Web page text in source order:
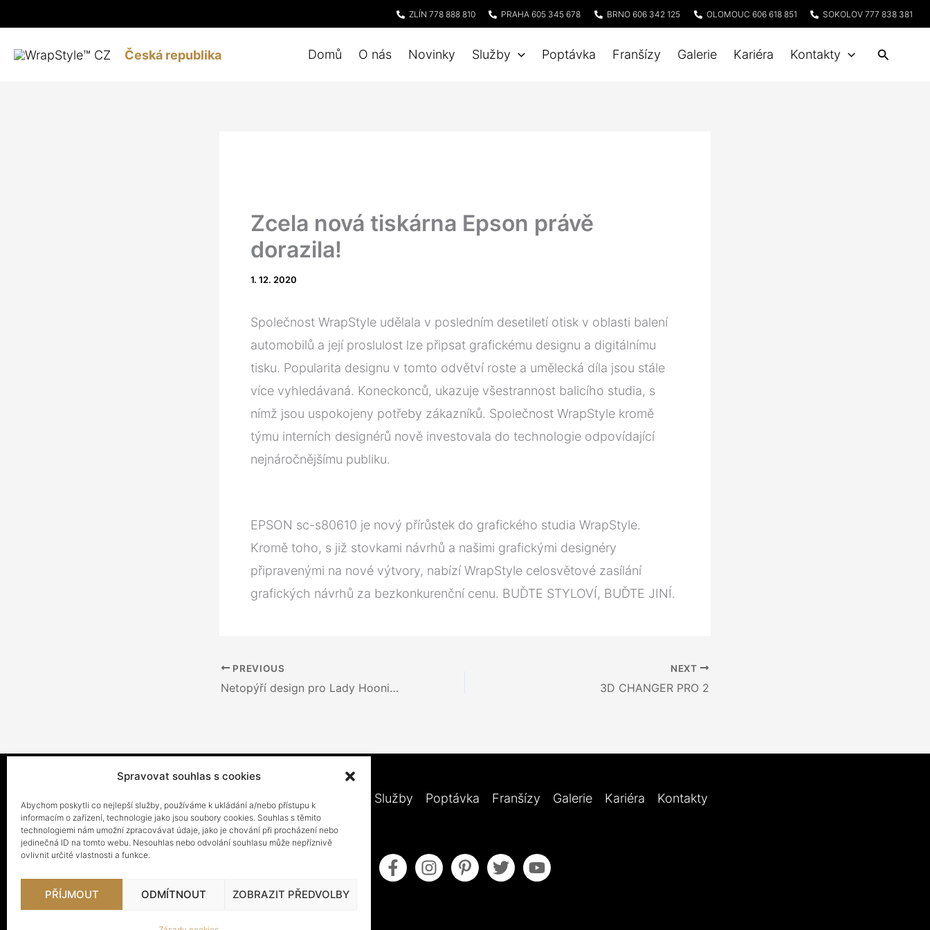
Spravovat souhlas s cookies
Abychom poskytli co nejlepší služby, používáme k ukládání a/nebo přístupu k
informacím o zařízení, technologie jako jsou soubory cookies. Souhlas s těmito
technologiemi nám umožní zpracovávat údaje, jako je chování při procházení nebo
jedinečná ID na tomto webu. Nesouhlas nebo odvolání souhlasu může nepříznivě
ovlivnit určité vlastnosti a funkce.
PŘÍJMOUT ODMÍTNOUT ZOBRAZIT PŘEDVOLBY
obsah
ZLÍN 778 888 810 PRAHA 605 345 678 BRNO 606 342 125 OLOMOUC 606 618 851 SOKOLOV 777 838 381
Česká republika Domů O nás Novinky Služby Poptávka Franšízy Galerie Kariéra Kontakty Hledat
Zcela nová tiskárna Epson právě
dorazila!
1. 12. 2020
Společnost WrapStyle udělala v posledním desetiletí otisk v oblasti balení
automobilů a její proslulost lze připsat grafickému designu a digitálnímu
tisku. Popularita designu v tomto odvětví roste a umělecká díla jsou stále
více vyhledávaná. Koneckonců, ukazuje všestrannost balicího studia, s
nímž jsou uspokojeny potřeby zákazníků. Společnost WrapStyle kromě
týmu interních designérů nově investovala do technologie odpovídající
nejnáročnějšímu publiku.
EPSON sc-s80610 je nový přírůstek do grafického studia WrapStyle.
Kromě toho, s již stovkami návrhů a našimi grafickými designéry
připravenými na nové výtvory, nabízí WrapStyle celosvětové zasílání
grafických návrhů za bezkonkurenční cenu. BUĎTE STYLOVÍ, BUĎTE JINÍ.
PREVIOUS
Netopýří design pro Lady Hoonigan!
NEXT
3D CHANGER PRO 2
Domů O nás Služby Poptávka Franšízy Galerie Kariéra Kontakty